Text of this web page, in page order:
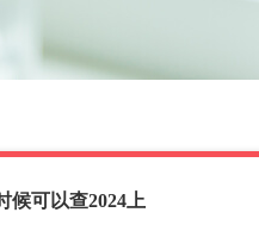
候可以查2024上